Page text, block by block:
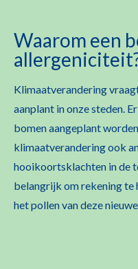
Waarom een
Klimaatverandering
aanplant in onze steden.
bomen aangeplant
klimaatverandering ook
hooikoortsklachten in de
belangrijk om rekening te
het pollen van deze